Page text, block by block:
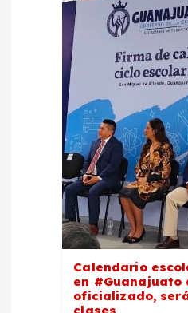
Calendario
en #Guanajuato
oficializado,